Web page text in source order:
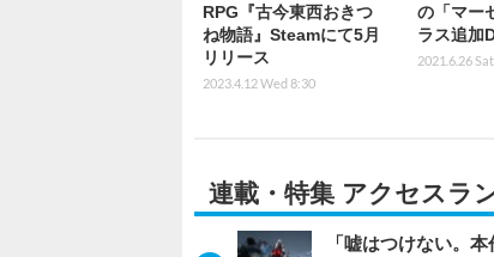
RPG『古今東西おきつ
ね物語』Steamにて5月
リリース
2023.4.12 Wed 8:30
の「マー
ラス追加
2021.6.26
連載・特集 アクセスラ
「嘘はつけない。